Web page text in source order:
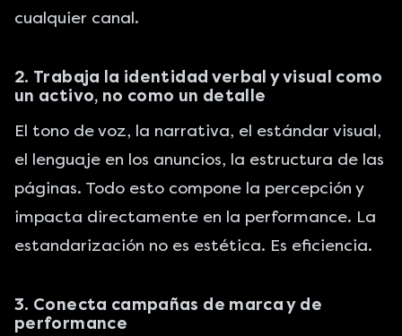
cualquier canal.
2. Trabaja la identidad verbal y visual como
un activo, no como un detalle
El tono de voz, la narrativa, el estándar visual,
el lenguaje en los anuncios, la estructura de las
páginas. Todo esto compone la percepción y
impacta directamente en la performance. La
estandarización no es estética. Es eficiencia.
3. Conecta campañas de marca y de
performance